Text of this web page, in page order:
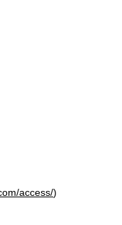
access/)